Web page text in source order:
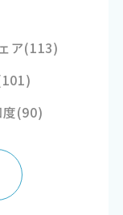
ア(113)
(90)